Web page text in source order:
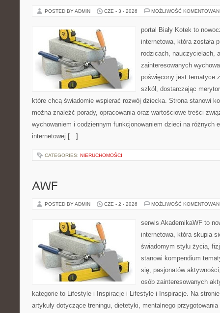
POSTED BY ADMIN CZE - 3 - 2026 MOŻLIWOŚĆ
portal Biały Kotek to
internetowa, która została
rodzicach, nauczycielach,
zainteresowanych
poświęcony jest tematyce
szkół, dostarczając
które chcą świadomie wspierać rozwój dziecka. Strona stanowi
można znaleźć porady, opracowania oraz wartościowe treści
wychowaniem i codziennym funkcjonowaniem dzieci na różnych
internetowej […]
CATEGORIES: NIERUCHOMOŚCI
AWF
POSTED BY ADMIN CZE - 2 - 2026 MOŻLIWOŚĆ
serwis AkademikaWF to
internetowa, która skupia
świadomym stylu życia,
stanowi kompendium
się, pasjonatów
osób zainteresowanych
kategorie to Lifestyle i Inspiracje i Lifestyle i Inspiracje. Na
artykuły dotyczące treningu, dietetyki, mentalnego